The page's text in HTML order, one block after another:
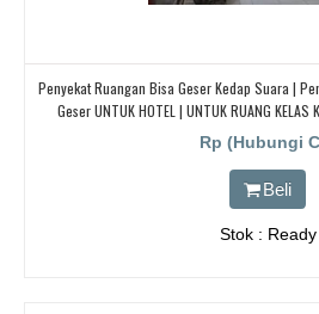
Penyekat Ruangan Bisa Geser Kedap Suara |
Geser UNTUK HOTEL | UNTUK RUANG KELAS
BANDUNG, JAKARTA, BEKASI,
Rp (Hubungi
Beli
Stok : Ready